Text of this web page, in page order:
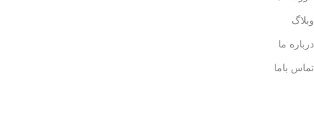
وبلاگ
درباره ما
تماس باما